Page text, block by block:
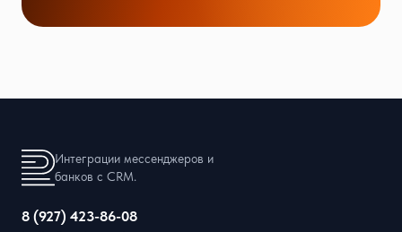
Интеграции мессенджеров и
банков с CRM.
8 (927) 423-86-08